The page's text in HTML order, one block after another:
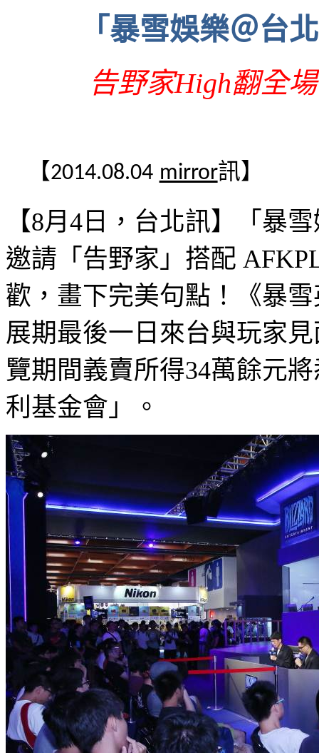
「暴雪娛樂＠台
告野家High翻全
【2014.08.04 mirror訊】
【8月 4 日，台北訊】「暴
邀請「告野家」搭配
歡，畫下完美句點！《暴
展期最後一日來台與玩家
覽期間義賣所得34萬餘元
利基金會」。